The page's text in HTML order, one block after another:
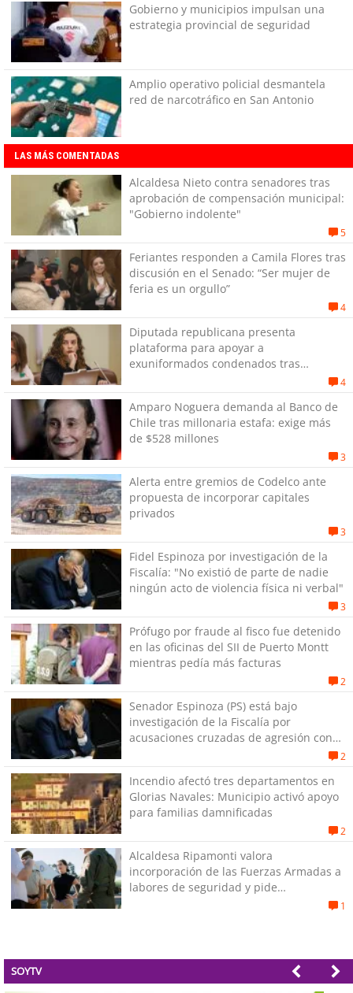
Gobierno y municipios impulsan una
estrategia provincial de seguridad
Amplio operativo policial desmantela
red de narcotráfico en San Antonio
LAS MÁS COMENTADAS
Alcaldesa Nieto contra senadores tras
aprobación de compensación municipal:
"Gobierno indolente"
5
Feriantes responden a Camila Flores tras
discusión en el Senado: “Ser mujer de
feria es un orgullo”
4
Diputada republicana presenta
plataforma para apoyar a
exuniformados condenados tras
4
Amparo Noguera demanda al Banco de
Chile tras millonaria estafa: exige más
de $528 millones
3
Alerta entre gremios de Codelco ante
propuesta de incorporar capitales
privados
3
Fidel Espinoza por investigación de la
Fiscalía: "No existió de parte de nadie
ningún acto de violencia física ni verbal"
3
Prófugo por fraude al fisco fue detenido
en las oficinas del SII de Puerto Montt
mientras pedía más facturas
2
Senador Espinoza (PS) está bajo
investigación de la Fiscalía por
acusaciones cruzadas de agresión con
2
Incendio afectó tres departamentos en
Glorias Navales: Municipio activó apoyo
para familias damnificadas
2
Alcaldesa Ripamonti valora
incorporación de las Fuerzas Armadas a
labores de seguridad y pide
1
SOYTV